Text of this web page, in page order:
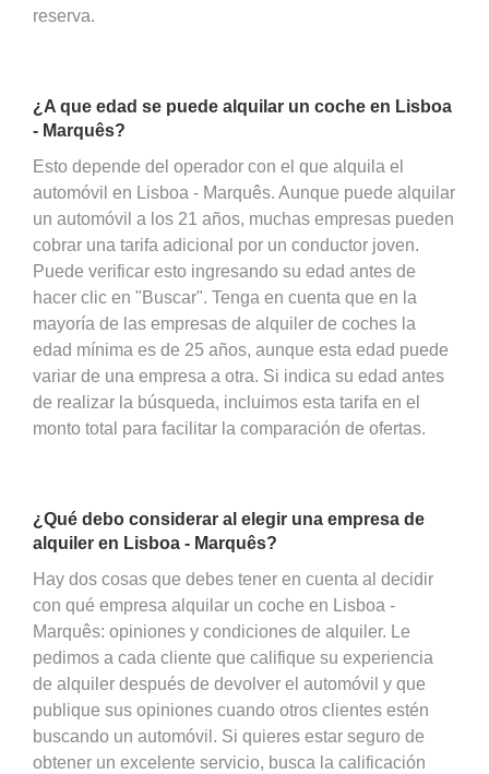
reserva.
¿A que edad se puede alquilar un coche en Lisboa
- Marquês?
Esto depende del operador con el que alquila el
automóvil en Lisboa - Marquês. Aunque puede alquilar
un automóvil a los 21 años, muchas empresas pueden
cobrar una tarifa adicional por un conductor joven.
Puede verificar esto ingresando su edad antes de
hacer clic en "Buscar". Tenga en cuenta que en la
mayoría de las empresas de alquiler de coches la
edad mínima es de 25 años, aunque esta edad puede
variar de una empresa a otra. Si indica su edad antes
de realizar la búsqueda, incluimos esta tarifa en el
monto total para facilitar la comparación de ofertas.
¿Qué debo considerar al elegir una empresa de
alquiler en Lisboa - Marquês?
Hay dos cosas que debes tener en cuenta al decidir
con qué empresa alquilar un coche en Lisboa -
Marquês: opiniones y condiciones de alquiler. Le
pedimos a cada cliente que califique su experiencia
de alquiler después de devolver el automóvil y que
publique sus opiniones cuando otros clientes estén
buscando un automóvil. Si quieres estar seguro de
obtener un excelente servicio, busca la calificación